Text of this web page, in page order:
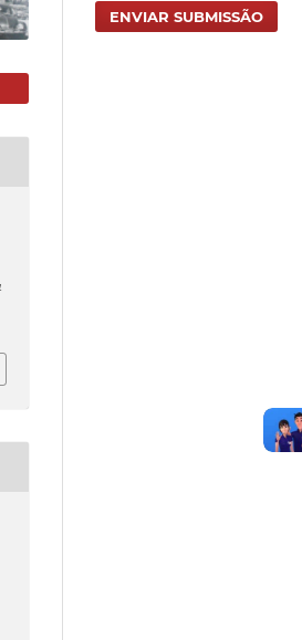
ENVIAR SUBMISSÃO